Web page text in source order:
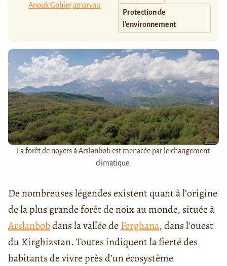
Anouk Gohieramarvau
Protection de
l'environnement
La forêt de noyers à Arslanbob est menacée par le changement
climatique.
De nombreuses légendes existent quant à l’origine
de la plus grande forêt de noix au monde, située à
Arslanbobdans la vallée de Ferghana, dans l'ouest
du Kirghizstan. Toutes indiquent la fierté des
habitants de vivre près d’un écosystème